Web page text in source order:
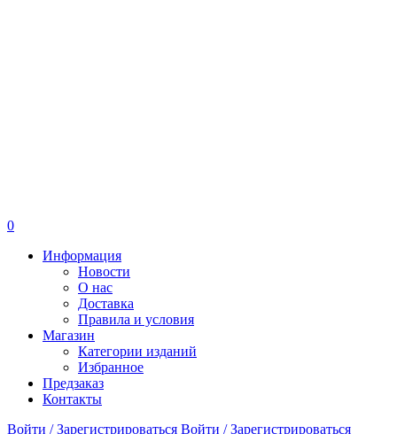
0
Информация
Новости
О нас
Доставка
Правила и условия
Магазин
Категории изданий
Избранное
Предзаказ
Контакты
Войти / Зарегистрироваться Войти / Зарегистрироваться